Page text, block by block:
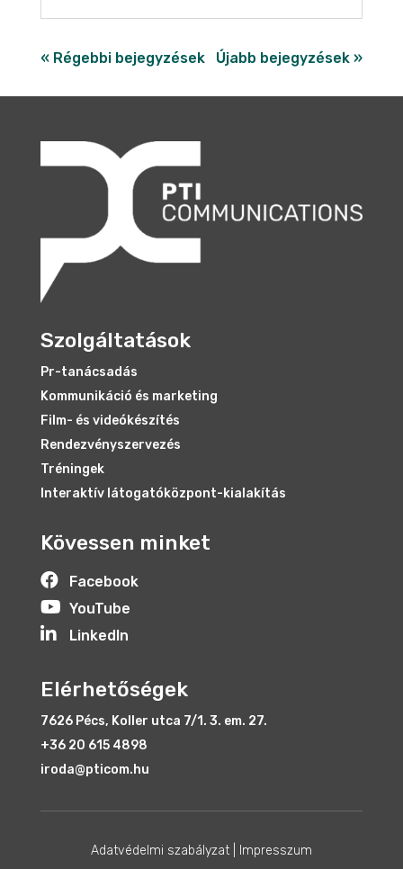
« Régebbi bejegyzések Újabb bejegyzések »
Szolgáltatások
Pr-tanácsadás
Kommunikáció és marketing
Film- és videókészítés
Rendezvényszervezés
Tréningek
Interaktív látogatóközpont-kialakítás
Kövessen minket
 Facebook
 YouTube
 LinkedIn
Elérhetőségek
7626 Pécs, Koller utca 7/1. 3. em. 27.
+36 20 615 4898
iroda@pticom.hu
Adatvédelmi szabályzat| Impresszum